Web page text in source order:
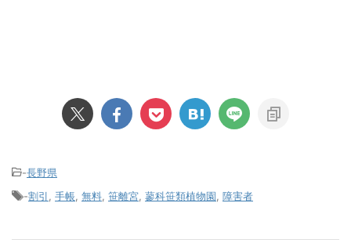
-長野県
-割引 手帳 無料 笹離宮 蓼科笹類植物園 障害者